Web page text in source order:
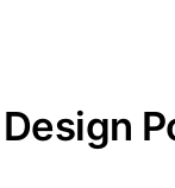
Design